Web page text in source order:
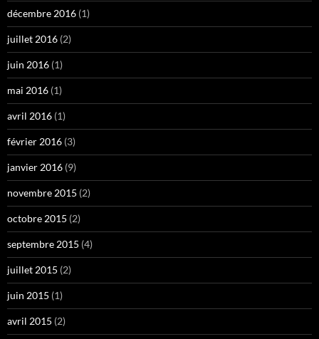
décembre 2016 (1)
juillet 2016 (2)
juin 2016 (1)
mai 2016 (1)
avril 2016 (1)
février 2016 (3)
janvier 2016 (9)
novembre 2015 (2)
octobre 2015 (2)
septembre 2015 (4)
juillet 2015 (2)
juin 2015 (1)
avril 2015 (2)